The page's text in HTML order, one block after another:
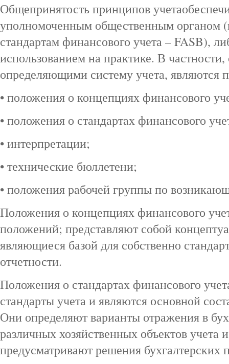
Общепринятость принципов
уполномоченным общественным органом
стандартам финансового учета – FASB),
использованием на практике. В
определяющими систему учета, являются
• положения о концепциях финансового
• положения о стандартах финансового
• интерпретации;
• технические бюллетени;
• положения рабочей группы по
Положения о концепциях финансового
положений; представляют собой
являющиеся базой для собственно
отчетности.
Положения о стандартах финансового
стандарты учета и являются основной
Они определяют варианты отражения в
различных хозяйственных объектов учета
предусматривают решения бухгалтерских